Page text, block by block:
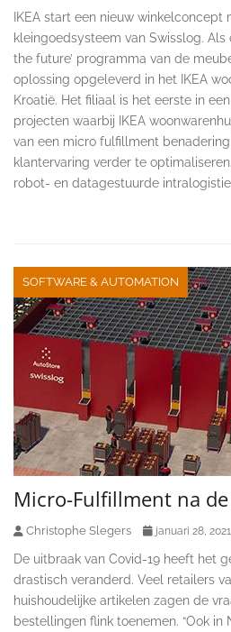
IKEA start een nieuw
kleingoedsysteem van Swisslog. Als
the future’ programma van de
oplossing opgeleverd in het IKEA
Kroatië. Het filiaal is het eerste in
projecten waarbij IKEA
van een micro fulfillment
klantervaring verder te
robot- en datagestuurde
SOFTWARE & AUTOMATION
Micro-Fulfillment na
Christophe Slegers januari 28, 2021
De uitbraak van Covid-19 heeft het
drastisch veranderd. Veel retailers
huishoudelijke artikelen zagen de
bestellingen flink toenemen. “Ook